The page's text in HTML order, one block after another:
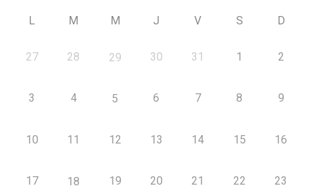
L M M J V S D
27 28 29 30 31 1 2
3 4 5 6 7 8 9
10 11 12 13 14 15 16
17 18 19 20 21 22 23